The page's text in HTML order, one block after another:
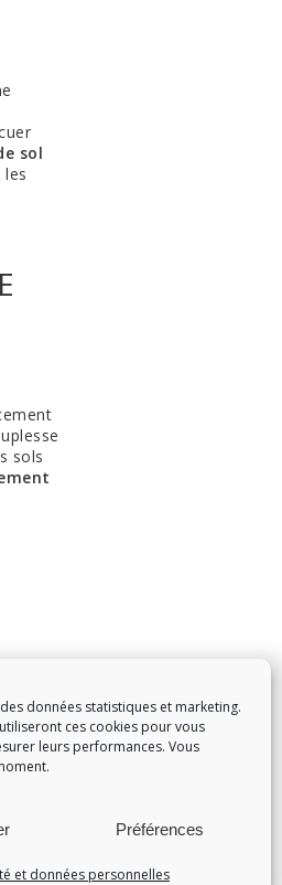
données statistiques et marketing.
ces cookies pour vous
leurs performances. Vous
Préférences
et données personnelles
sol
sols
sol
les
mais
ou